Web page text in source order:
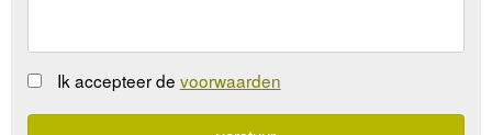
Ik accepteer de voorwaarden